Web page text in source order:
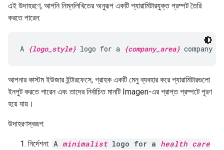
এই উদাহরণে, আপনি নিম্নলিখিতের অনুরূপ একটি প্যারামিটারযুক্ত প্রম্পট তৈরি
করতে পারেন:
A {logo_style} logo for a {company_area} company
আপনার কাস্টম ইউজার ইন্টারফেসে, গ্রাহক একটি মেনু ব্যবহার করে প্যারামিটারগুলো
ইনপুট করতে পারেন এবং তাদের নির্বাচিত মানটি Imagen-এর প্রাপ্ত প্রম্পটে পূরণ
হয়ে যায়।
উদাহরণস্বরূপ:
নির্দেশনা: A minimalist logo for a health care